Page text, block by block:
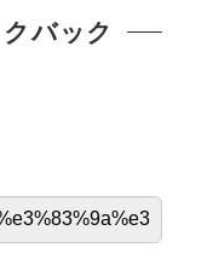
バック